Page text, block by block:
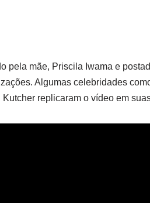
pela mãe, Priscila Iwama e
Algumas celebridades
replicaram o vídeo em